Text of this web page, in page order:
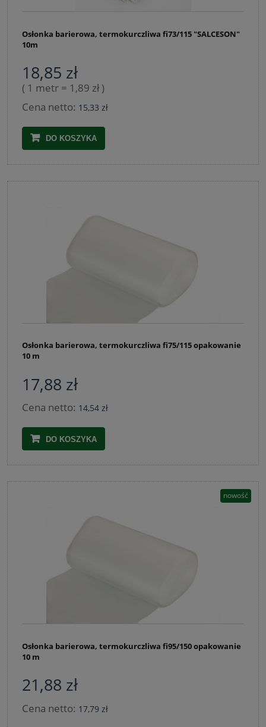
Osłonka barierowa, termokurczliwa fi73/115 "SALCESON"
10m
18,85 zł
( 1 metr = 1,89 zł )
Cena netto: 15,33 zł
DO KOSZYKA
Osłonka barierowa, termokurczliwa fi75/115 opakowanie
10 m
17,88 zł
Cena netto: 14,54 zł
DO KOSZYKA
Osłonka barierowa, termokurczliwa fi95/150 opakowanie
10 m
21,88 zł
Cena netto: 17,79 zł
nowość